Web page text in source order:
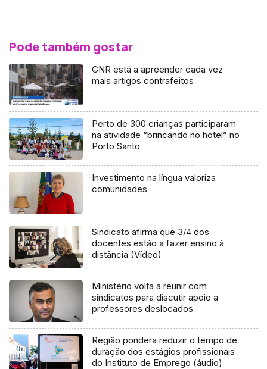
Pode também gostar
GNR está a apreender cada vez
mais artigos contrafeitos
Perto de 300 crianças participaram
na atividade “brincando no hotel” no
Porto Santo
Investimento na língua valoriza
comunidades
Sindicato afirma que 3/4 dos
docentes estão a fazer ensino à
distância (Vídeo)
Ministério volta a reunir com
sindicatos para discutir apoio a
professores deslocados
Região pondera reduzir o tempo de
duração dos estágios profissionais
do Instituto de Emprego (áudio)